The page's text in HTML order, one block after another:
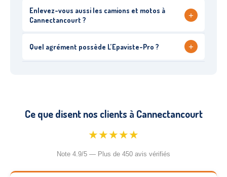
Enlevez-vous aussi les camions et motos à
Cannectancourt ?
+
Quel agrément possède L’Epaviste-Pro ? +
Ce que disent nos clients à Cannectancourt
★★★★★
Note 4.9/5 — Plus de 450 avis vérifiés